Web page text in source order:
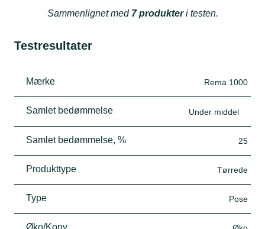
Sammenlignet med 7 produkteri testen.
Testresultater
Mærke Rema 1000
Samlet bedømmelse Under middel
Samlet bedømmelse, % 25
Produkttype Tørrede
Type Pose
Øko/Konv